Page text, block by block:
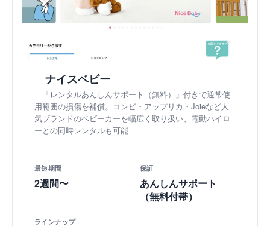
ナイスベビー
「レンタルあんしんサポート（無料）」付きで通常使
用範囲の損傷を補償。コンビ・アップリカ・Joieなど人
気ブランドのベビーカーを幅広く取り扱い、電動ハイロ
ーとの同時レンタルも可能
最短期間
2週間〜
保証
あんしんサポート
（無料付帯）
ラインナップ